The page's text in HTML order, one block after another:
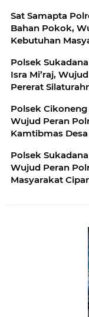
Sat Samapta
Bahan Pokok,
Kebutuhan
Polsek
Isra Mi’raj,
Pererat
Polsek
Wujud Peran
Kamtibmas
Polsek
Wujud Peran
Masyarakat